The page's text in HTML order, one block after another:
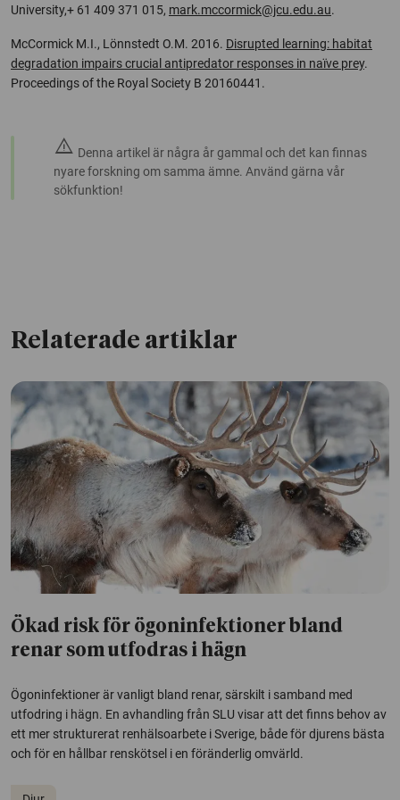
University,+ 61 409 371 015, mark.mccormick@jcu.edu.au.
McCormick M.I., Lönnstedt O.M. 2016. Disrupted learning: habitat
degradation impairs crucial antipredator responses in naïve prey.
Proceedings of the Royal Society B 20160441.
warning Denna artikel är några år gammal och det kan finnas
nyare forskning om samma ämne. Använd gärna vår
sökfunktion!
Relaterade artiklar
Ökad risk för ögoninfektioner bland
renar som utfodras i hägn
Ögoninfektioner är vanligt bland renar, särskilt i samband med
utfodring i hägn. En avhandling från SLU visar att det finns behov av
ett mer strukturerat renhälsoarbete i Sverige, både för djurens bästa
och för en hållbar renskötsel i en föränderlig omvärld.